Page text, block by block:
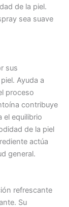
de la piel.
sea suave
sus
Ayuda a
proceso
contribuye
el equilibrio
de la piel
actúa
general.
refrescante
Su